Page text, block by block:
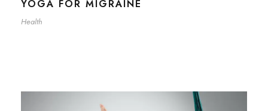
YOGA FOR MIGRAINE
Health